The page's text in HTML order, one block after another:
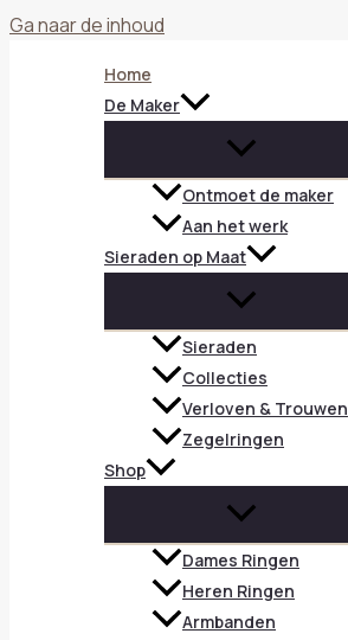
Ga naar de inhoud
Home
De Maker
Ontmoet de maker
Aan het werk
Sieraden op Maat
Sieraden
Collecties
Verloven & Trouwen
Zegelringen
Shop
Dames Ringen
Heren Ringen
Armbanden